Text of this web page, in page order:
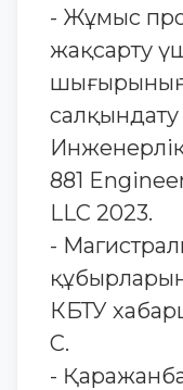
- Жұмыс
жақсарту
шығырының
салқындату
881
LLC 2023.
-
КБТУ
С.
-